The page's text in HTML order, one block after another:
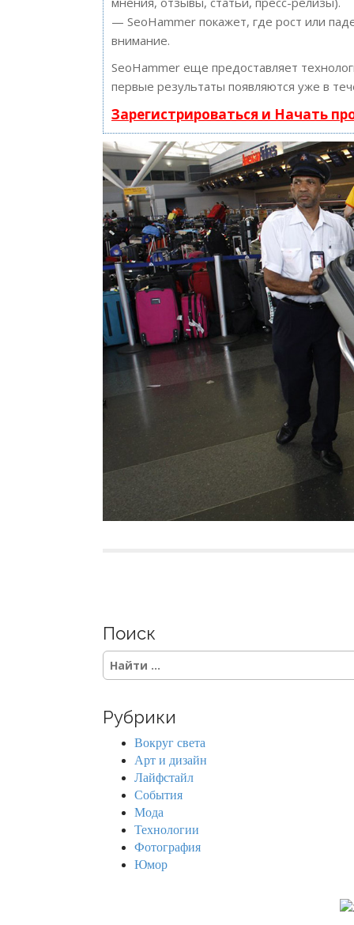
— SeoHammer покажет, где рост или
внимание.
SeoHammer еще предоставляет
первые результаты появляются уже в
Зарегистрироваться и Начать
Поиск
S
e
c
Рубрики
Вокруг света
Арт и дизайн
Лайфстайл
События
Мода
Технологии
Фотография
Юмор